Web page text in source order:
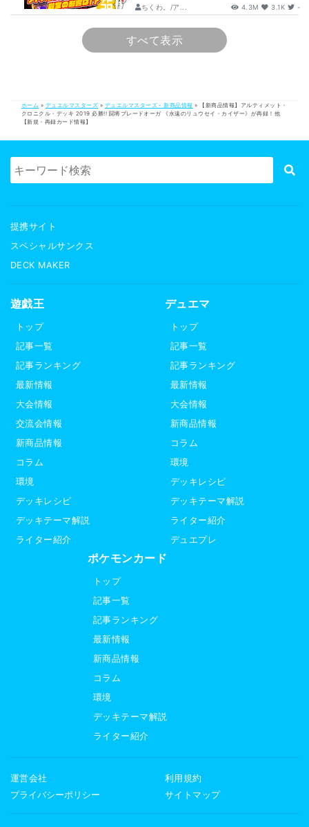
ちくわ。/ア... 4.3M 3.1K -
すべて表示
ホーム » デュエルマスターズ » デュエルマスターズ - 新商品情報 »
【新商品情報】アルティメット・
クロニクル・デッキ 2019 必勝!! 闘将ブレードオーガ 《永遠のリュウセイ・カイザー》が再録！他
【新規・再録カード情報】
提携サイト
スペシャルサンクス
DECK MAKER
遊戯王
トップ
記事一覧
記事ランキング
最新情報
大会情報
交流会情報
新商品情報
コラム
環境
デッキレシピ
デッキテーマ解説
ライター紹介
デュエマ
トップ
記事一覧
記事ランキング
最新情報
大会情報
新商品情報
コラム
環境
デッキレシピ
デッキテーマ解説
ライター紹介
デュエプレ
ポケモンカード
トップ
記事一覧
記事ランキング
最新情報
新商品情報
コラム
環境
デッキテーマ解説
ライター紹介
運営会社
利用規約
プライバシーポリシー
サイトマップ